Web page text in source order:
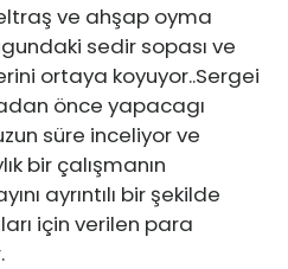
ve ahşap oyma
sedir sopası ve
ortaya koyuyor..Sergei
önce yapacagı
süre inceliyor ve
bir çalışmanın
ayrıntılı bir şekilde
için verilen para